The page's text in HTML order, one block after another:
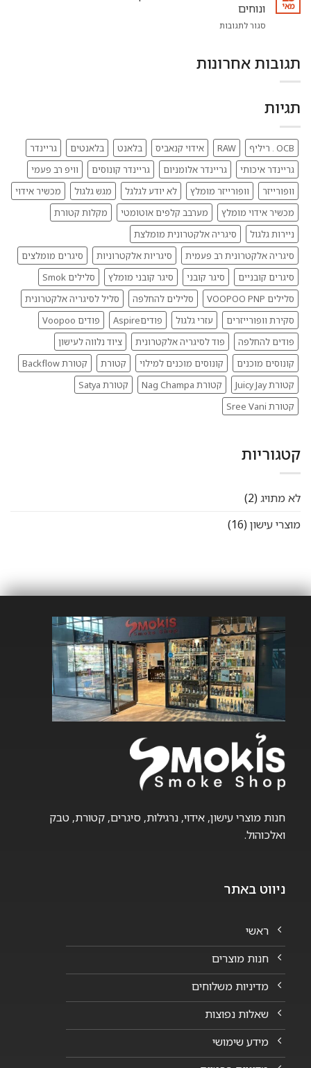
מיטב
פעמיות
לבחור
מאי
ונוחים
סגור לתגובות
למי
שמתקשה
תגובות אחרונות
תגיות
OCB . ריליף RAW אידוי קנאביס בלאנט בלאנטים
גריינדר
גריינדר איכותי
גריינדר אלומניום גריינדר קונוסים
וויפ רב פעמי
וופורייזר
וופורייזר מומלץ לא יודע לגלגל מגש גלגול
מכשיר אידוי
מכשיר אידוי מומלץ
מערבב קלפים אוטומטי
מקלות קטורת
ניירות גלגול
סיגריה אלקטרונית מומלצת
סיגריה אלקטרונית רב פעמית
סיגריות אלקטרוניות
סיגרים מומלצים
סיגרים קובניים
סיגר קובני סיגר קובני מומלץ
סלילים Smok
סלילים VOOPOO PNP
סלילים להחלפה
סליל לסיגריה אלקטרונית
סקירת וופורייזרים
עזרי גלגול פודיםAspire
פודים Voopoo
פודים להחלפה
פוד לסיגריה אלקטרונית
ציוד נלווה לעישון
קונוסים מוכנים
קונוסים מוכנים למילוי קטורת
קטורת Backflow
קטורת Juicy Jay
קטורת Nag Champa
קטורת Satya
קטורת Sree Vani
קטגוריות
לא מתויג(2)
מוצרי עישון(16)
חנות מוצרי עישון, אידוי, נרגילות, סיגרים, קטורת, טבק
ואלכוהול.
ניווט באתר
ראשי
חנות מוצרים
מדיניות משלוחים
שאלות נפוצות
מידע שימושי